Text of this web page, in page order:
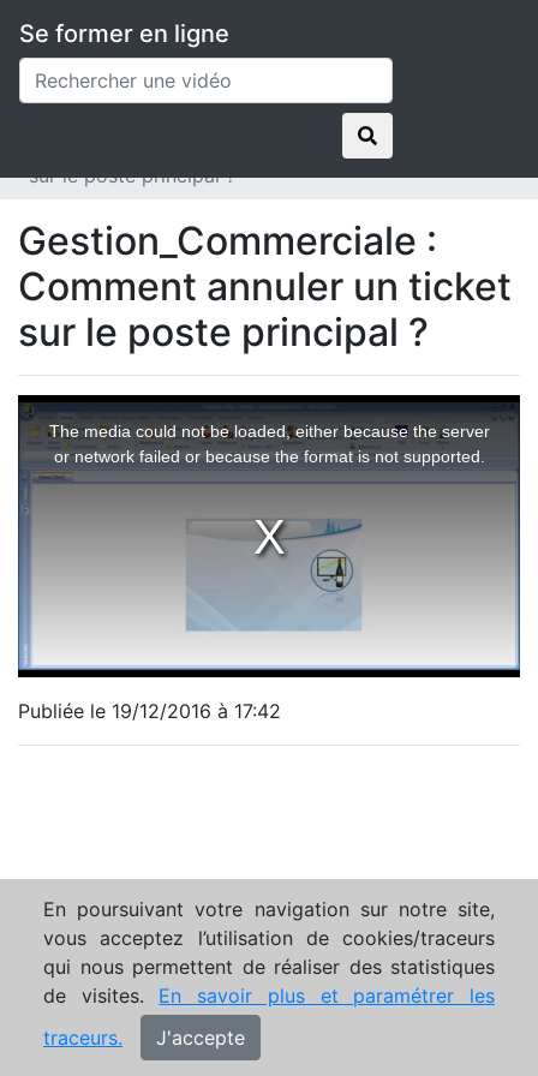
Se former en ligne
Applications
ISAFACT - Agiris Entreprises
Gestion_Commerciale : Comment annuler un ticket
sur le poste principal ?
Gestion_Commerciale :
Comment annuler un ticket
sur le poste principal ?
Publiée le 19/12/2016 à 17:42
Mentions légales
En poursuivant votre navigation sur notre site,
vous acceptez l’utilisation de cookies/traceurs
qui nous permettent de réaliser des statistiques
de visites. En savoir plus et paramétrer les
traceurs.
J'accepte